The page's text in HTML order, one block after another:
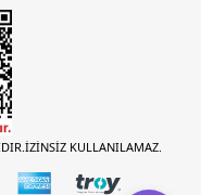
KULLANILAMAZ.